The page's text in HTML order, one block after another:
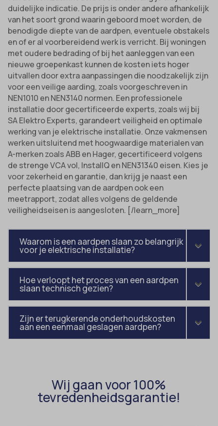
duidelijke indicatie. De prijs is onder andere afhankelijk
van het soort grond waarin geboord moet worden, de
benodigde diepte van de aardpen, eventuele obstakels
en of er al voorbereidend werk is verricht. Bij woningen
met oudere bedrading of bij het aanleggen van een
nieuwe groepenkast kunnen de kosten iets hoger
uitvallen door extra aanpassingen die noodzakelijk zijn
voor een veilige aarding, zoals voorgeschreven in
NEN1010 en NEN3140 normen. Een professionele
installatie door gecertificeerde experts, zoals wij bij
SA Elektro Experts, garandeert veiligheid en optimale
werking van je elektrische installatie. Onze vakmensen
werken uitsluitend met hoogwaardige materialen van
A-merken zoals ABB en Hager, gecertificeerd volgens
de strenge VCA vol, InstallQ en NEN31340 eisen. Kies je
voor zekerheid en garantie, dan krijg je naast een
perfecte plaatsing van de aardpen ook een
meetrapport, zodat alles volgens de geldende
veiligheidseisen is aangesloten. [/learn_more]
Waarom is een aardpen slaan zo belangrijk
voor je elektrische installatie?
Hoe verloopt het proces van een aardpen
slaan technisch gezien?
Zijn er terugkerende onderhoudskosten
aan een eenmaal geslagen aardpen?
Wij gaan voor 100%
tevredenheidsgarantie!
cmplz_consent_status
cmplz_consented_services
cmplz_functional
cmplz_preferences
cmplz_statistics
CONSENT
cookie_notice_accepted
CookieConsent
cookielawinfo-checkbox-*
cookieyes-consent
et-editor-available-post-*
et-pb-recent-items-font_family
googtrans
gt_auto_switch
intercom-session-*
wordpress_logged_in_*
_ga_*
analytics_cookies
cookies-state
mp_*_mixpanel
sajssdk_2015_cross_new_user
uc_user_interaction
uitgevers om gepersonaliseerde advertenties te tonen. Dit doen ze
door bezoekers over verschillende websites te volgen.
Details weergeven
intercom-device-id-*
Andere diensten
Deze categorie omvat alle cookies, domeinen en services die niet
in de andere specifieke categorieën vallen of niet duidelijk zijn
gecategoriseerd.
Details weergeven
_dd_s
_deCookiesConsent
_ketch_consent_v1_
_upscope__region
acris_cookie_acc
amp_*
borlabs-cookie
cato_fw_inet
cc_cookie_accept
cli_cookie_consent
cookie_permission_granted
cookie-*
et-editing-post-*